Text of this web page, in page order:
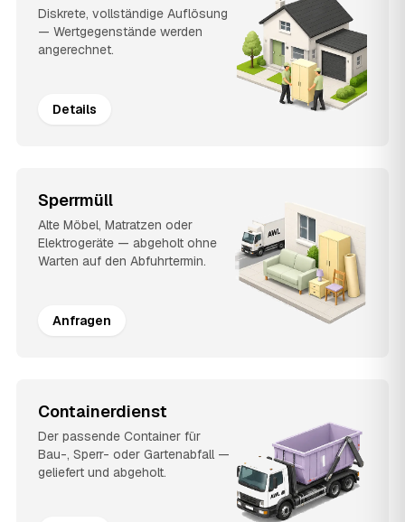
Diskrete, vollständige Auflösung
— Wertgegenstände werden
angerechnet.
Details
Sperrmüll
Alte Möbel, Matratzen oder
Elektrogeräte — abgeholt ohne
Warten auf den Abfuhrtermin.
Anfragen
Containerdienst
Der passende Container für
Bau-, Sperr- oder Gartenabfall —
geliefert und abgeholt.